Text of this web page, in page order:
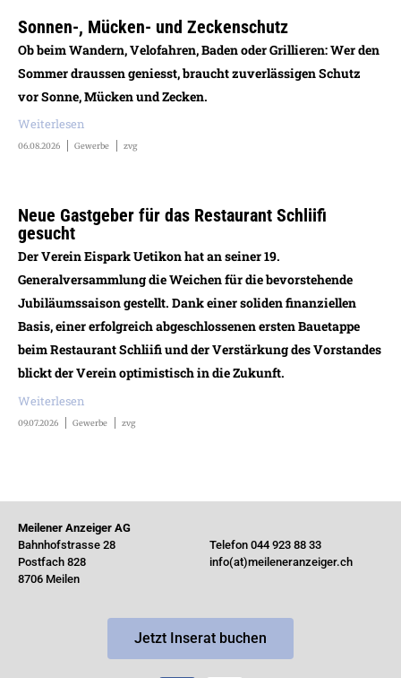
Sonnen-, Mücken- und Zeckenschutz
Ob beim Wandern, Velofahren, Baden oder Grillieren: Wer den
Sommer draussen geniesst, braucht zuverlässigen Schutz
vor Sonne, Mücken und Zecken.
Weiterlesen
06.08.2026 Gewerbe zvg
Neue Gastgeber für das Restaurant Schliifi
gesucht
Der Verein Eispark Uetikon hat an seiner 19.
Generalversammlung die Weichen für die bevorstehende
Jubiläumssaison gestellt. Dank einer soliden finanziellen
Basis, einer erfolgreich abgeschlossenen ersten Bauetappe
beim Restaurant Schliifi und der Verstärkung des Vorstandes
blickt der Verein optimistisch in die Zukunft.
Weiterlesen
09.07.2026 Gewerbe zvg
Meilener Anzeiger AG
Bahnhofstrasse 28
Postfach 828
8706 Meilen
Telefon 044 923 88 33
info(at)meileneranzeiger.ch
Jetzt Inserat buchen